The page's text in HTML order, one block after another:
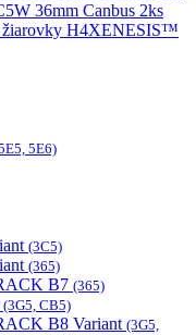
36mm Canbus 2ks
XENESIS™
5E6)
(3C5)
(365)
B7 (365)
(3G5, CB5)
B8 Variant (3G5,